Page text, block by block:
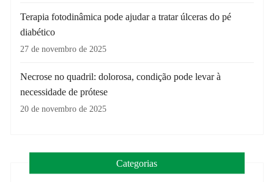
Terapia fotodinâmica pode ajudar a tratar úlceras do pé
diabético
27 de novembro de 2025
Necrose no quadril: dolorosa, condição pode levar à
necessidade de prótese
20 de novembro de 2025
Categorias